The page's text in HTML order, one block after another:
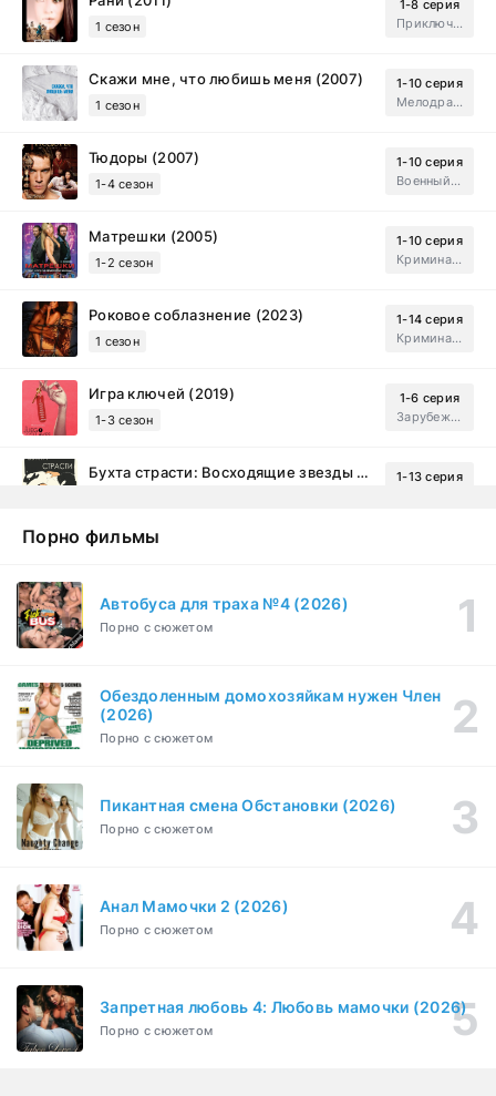
1 сезон
1-8 серия
Приключения, Зарубежный, Мелодрама
Скажи мне, что любишь меня (2007)
1 сезон
1-10 серия
Мелодрама, Драма
Тюдоры (2007)
1-4 сезон
1-10 серия
Военный, Исторический, Зарубежный, Мелодрама, Драма
Матрешки (2005)
1-2 сезон
1-10 серия
Криминал, Драма
Роковое соблазнение (2023)
1 сезон
1-14 серия
Криминал, Мистический, Триллер, Драма
Игра ключей (2019)
1-3 сезон
1-6 серия
Зарубежный, Мелодрама, Драма
Бухта страсти: Восходящие звезды (2000)
1-13 серия
Эйфория (2019)
Бисексуалка (2018)
Сутенёры (2023)
1 сезон
1-6 серия
Порно фильмы
Автобуса для траха №4 (2026)
Порно с сюжетом
Обездоленным домохозяйкам нужен Член
(2026)
Порно с сюжетом
Пикантная смена Обстановки (2026)
Порно с сюжетом
Анал Мамочки 2 (2026)
Порно с сюжетом
Запретная любовь 4: Любовь мамочки (2026)
Порно с сюжетом